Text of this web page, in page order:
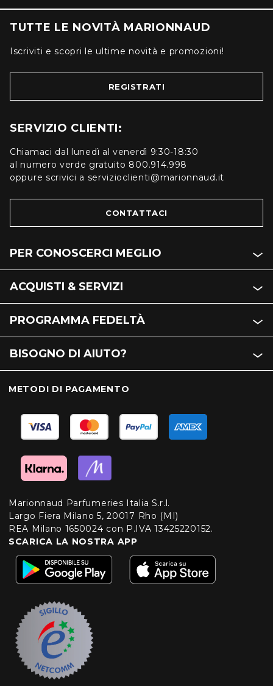
TUTTE LE NOVITÀ MARIONNAUD
Iscriviti e scopri le ultime novità e promozioni!
REGISTRATI
SERVIZIO CLIENTI:
Chiamaci dal lunedì al venerdì 9:30-18:30
al numero verde gratuito 800.914.998
oppure scrivici a servizioclienti@marionnaud.it
CONTATTACI
PER CONOSCERCI MEGLIO
ACQUISTI & SERVIZI
PROGRAMMA FEDELTÀ
BISOGNO DI AIUTO?
METODI DI PAGAMENTO
Marionnaud Parfumeries Italia S.r.l.
Largo Fiera Milano 5, 20017 Rho (MI)
REA Milano 1650024 con P.IVA 13425220152.
SCARICA LA NOSTRA APP